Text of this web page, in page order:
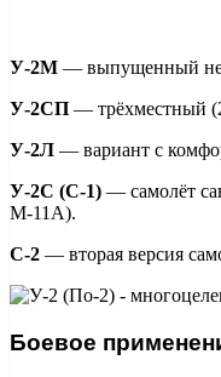
У-2М — выпущенный
У-2СП — трёхместный
У-2Л — вариант с
У-2С (С-1) — самолёт
М-11А).
С-2 — вторая версия
Боевое